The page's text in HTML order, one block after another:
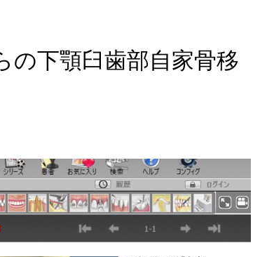
下顎臼歯部自家骨移